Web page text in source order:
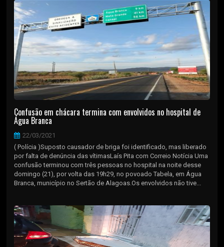
Confusão em chácara termina com envolvidos no hospital de
Água Branca
22/03/2021
( Polícia )Suposto causador de briga foi identificado, mas liberado
por falta de denúncia das vítimasLaís Pita com Correio Notícia Uma
confusão terminou com três pessoas no hospital na noite desse
domingo (21), por volta das 19h29, no povoado Tabela, em Água
Branca, município no Sertão de Alagoas.Os envolvidos não tive...